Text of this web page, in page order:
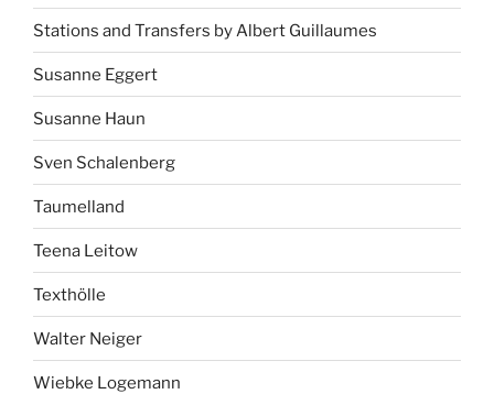
Stations and Transfers by Albert Guillaumes
Susanne Eggert
Susanne Haun
Sven Schalenberg
Taumelland
Teena Leitow
Texthölle
Walter Neiger
Wiebke Logemann